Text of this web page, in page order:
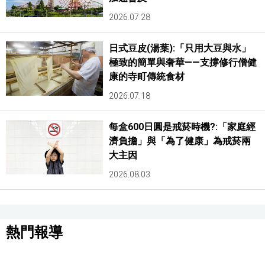
2026.07.28
日式豆皮(湯葉):「只用大豆與水」
極致的簡單與奢華——支撐修行僧健
康的寺町傳統食材
2026.07.18
每盒600日圓是戒菸時機?:「家庭經
濟負擔」與「為了健康」為戒菸兩
大主因
2026.08.03
熱門報導